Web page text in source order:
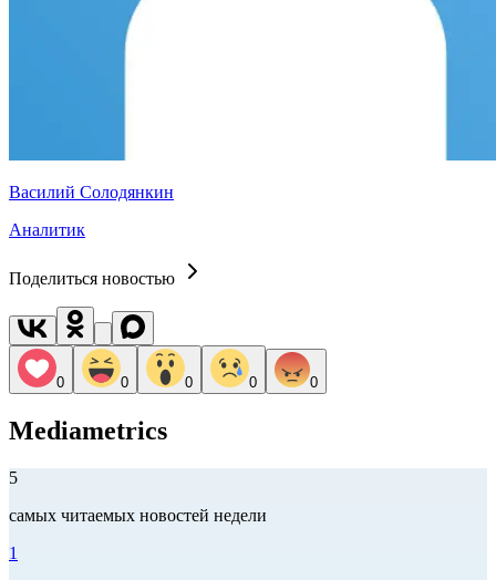
Василий Солодянкин
Аналитик
Поделиться новостью
0 0 0 0 0
Mediametrics
5
самых читаемых новостей недели
1